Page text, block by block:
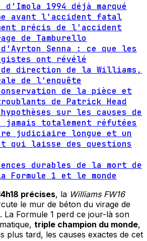
d'Imola 1994 déjà marqué
avant l'accident fatal
précis de l'accident
de Tamburello
Senna : ce que les
ont révélé
de direction de la Williams,
de l'enquête
de la pièce et
de Patrick Head
sur les causes de
totalement réfutées
judiciaire longue et un
qui laisse des questions
durables de la mort de
Formule 1 et le monde
précises, la Williams FW16
le mur de béton du virage de
La Formule 1 perd ce jour-là son
triple champion du monde,
plus tard, les causes exactes de cet